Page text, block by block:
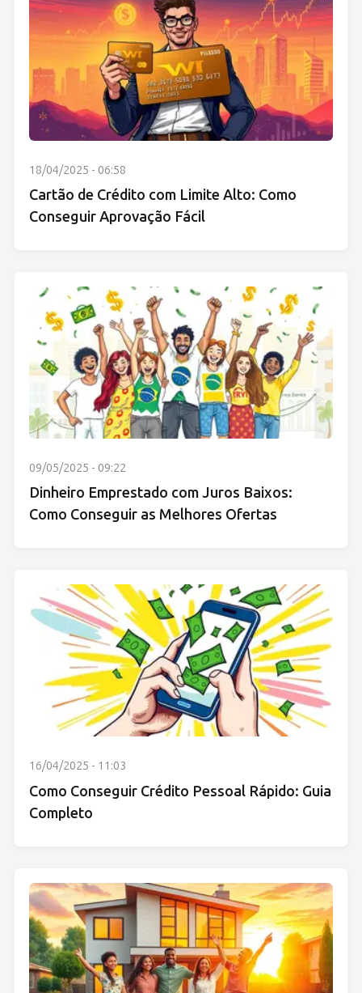
18/04/2025 - 06:58
Cartão de Crédito com Limite Alto: Como
Conseguir Aprovação Fácil
09/05/2025 - 09:22
Dinheiro Emprestado com Juros Baixos:
Como Conseguir as Melhores Ofertas
16/04/2025 - 11:03
Como Conseguir Crédito Pessoal Rápido: Guia
Completo